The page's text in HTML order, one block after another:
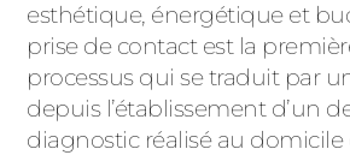
esthétique, énergétique et
prise de contact est la
processus qui se traduit par
depuis l’établissement d’un
diagnostic réalisé au domicile